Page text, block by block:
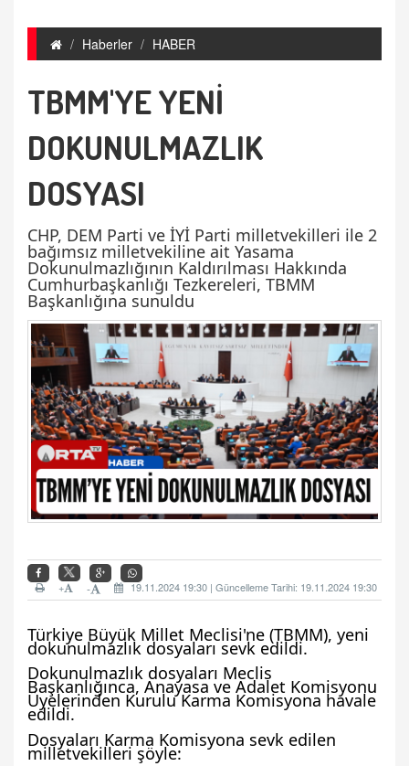
Haberler HABER
TBMM'YE YENİ
DOKUNULMAZLIK
DOSYASI
CHP, DEM Parti ve İYİ Parti milletvekilleri ile 2
bağımsız milletvekiline ait Yasama
Dokunulmazlığının Kaldırılması Hakkında
Cumhurbaşkanlığı Tezkereleri, TBMM
Başkanlığına sunuldu
19.11.2024 19:30 | Güncelleme Tarihi: 19.11.2024 19:30
-
+
Türkiye Büyük Millet Meclisi'ne (TBMM), yeni
dokunulmazlık dosyaları sevk edildi.
Dokunulmazlık dosyaları Meclis
Başkanlığınca, Anayasa ve Adalet Komisyonu
Üyelerinden Kurulu Karma Komisyona havale
edildi.
Dosyaları Karma Komisyona sevk edilen
milletvekilleri şöyle: